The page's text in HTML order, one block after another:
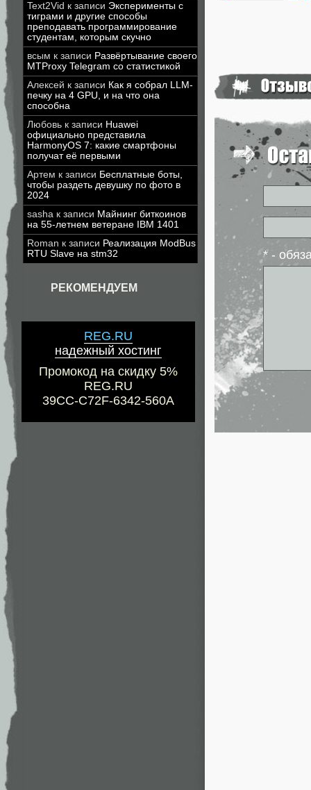
Text2Vid к записи Эксперименты с
тиграми и другие способы
преподавать программирование
студентам, которым скучно
всым к записи Развёртывание своего
MTProxy Telegram со статистикой
Алексей к записи Как я собрал LLM-
печку на 4 GPU, и на что она
способна
Любовь к записи Huawei
официально представила
HarmonyOS 7: какие смартфоны
получат её первыми
Артем к записи Бесплатные боты,
чтобы раздеть девушку по фото в
2024
sasha к записи Майнинг биткоинов
на 55-летнем ветеране IBM 1401
Roman к записи Реализация ModBus
RTU Slave на stm32
РЕКОМЕНДУЕМ
REG.RU
надежный хостинг
Промокод на скидку 5%
REG.RU
39CC-C72F-6342-560A
* -